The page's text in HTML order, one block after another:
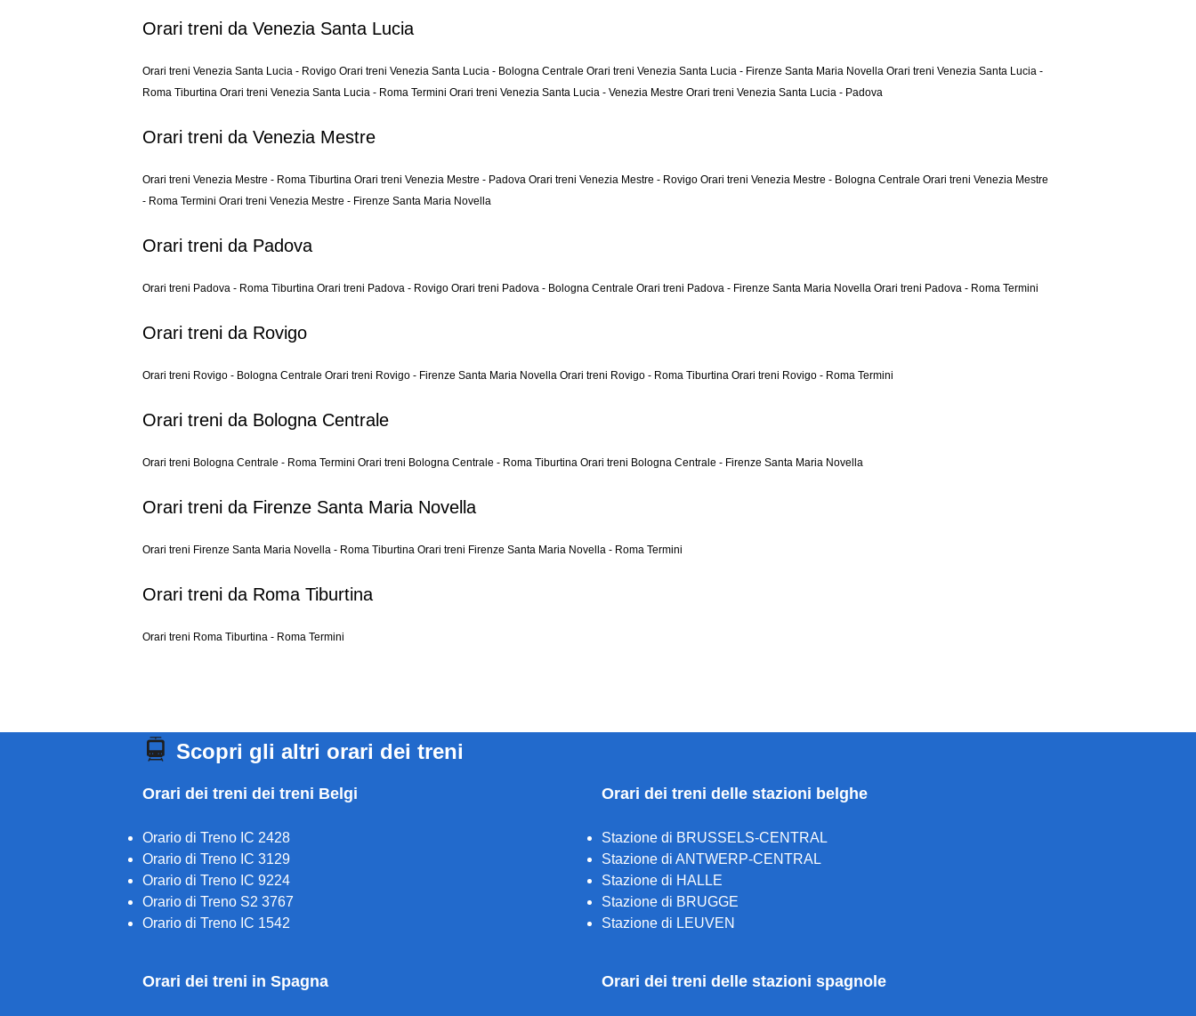
Orari treni da Venezia Santa Lucia
Orari treni Venezia Santa Lucia - Rovigo Orari treni Venezia Santa Lucia - Bologna Centrale Orari treni Venezia Santa Lucia - Firenze Santa Maria Novella Orari treni Venezia Santa Lucia -
Roma Tiburtina Orari treni Venezia Santa Lucia - Roma Termini Orari treni Venezia Santa Lucia - Venezia Mestre Orari treni Venezia Santa Lucia - Padova
Orari treni da Venezia Mestre
Orari treni Venezia Mestre - Roma Tiburtina Orari treni Venezia Mestre - Padova Orari treni Venezia Mestre - Rovigo Orari treni Venezia Mestre - Bologna Centrale Orari treni Venezia Mestre
- Roma Termini Orari treni Venezia Mestre - Firenze Santa Maria Novella
Orari treni da Padova
Orari treni Padova - Roma Tiburtina Orari treni Padova - Rovigo Orari treni Padova - Bologna Centrale Orari treni Padova - Firenze Santa Maria Novella Orari treni Padova - Roma Termini
Orari treni da Rovigo
Orari treni Rovigo - Bologna Centrale Orari treni Rovigo - Firenze Santa Maria Novella Orari treni Rovigo - Roma Tiburtina Orari treni Rovigo - Roma Termini
Orari treni da Bologna Centrale
Orari treni Bologna Centrale - Roma Termini Orari treni Bologna Centrale - Roma Tiburtina Orari treni Bologna Centrale - Firenze Santa Maria Novella
Orari treni da Firenze Santa Maria Novella
Orari treni Firenze Santa Maria Novella - Roma Tiburtina Orari treni Firenze Santa Maria Novella - Roma Termini
Orari treni da Roma Tiburtina
Orari treni Roma Tiburtina - Roma Termini
Scopri gli altri orari dei treni
Orari dei treni dei treni Belgi
Orario di Treno IC 2428
Orario di Treno IC 3129
Orario di Treno IC 9224
Orario di Treno S2 3767
Orario di Treno IC 1542
Orari dei treni delle stazioni belghe
Stazione di BRUSSELS-CENTRAL
Stazione di ANTWERP-CENTRAL
Stazione di HALLE
Stazione di BRUGGE
Stazione di LEUVEN
Orari dei treni in Spagna Orari dei treni delle stazioni spagnole